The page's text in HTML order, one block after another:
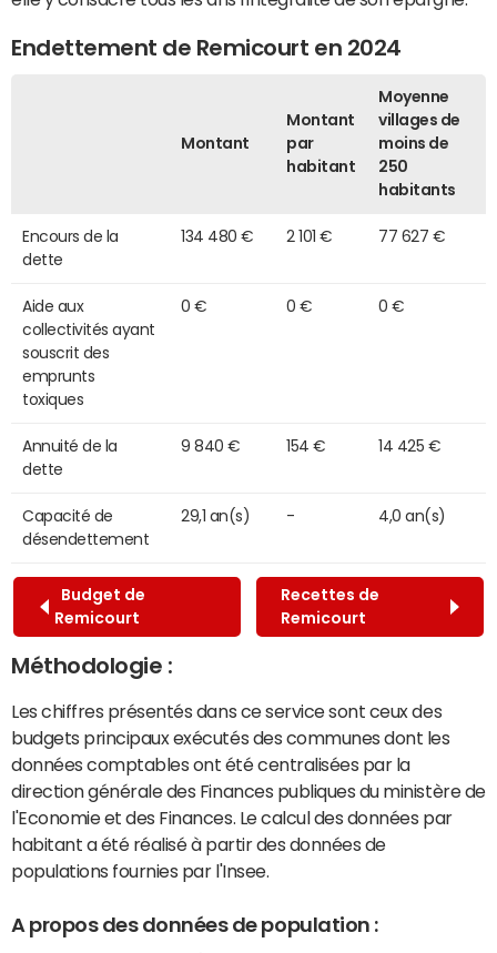
Endettement de Remicourt en 2024
Montant
Montant
par
habitant
Moyenne
villages de
moins de
250
habitants
Encours de la
dette
134 480 € 2 101 € 77 627 €
Aide aux
collectivités ayant
souscrit des
emprunts
toxiques
0 € 0 € 0 €
Annuité de la
dette
9 840 € 154 € 14 425 €
Capacité de
désendettement
29,1 an(s) - 4,0 an(s)
Budget de
Remicourt
Recettes de
Remicourt
Méthodologie :
Les chiffres présentés dans ce service sont ceux des
budgets principaux exécutés des communes dont les
données comptables ont été centralisées par la
direction générale des Finances publiques du ministère de
l'Economie et des Finances. Le calcul des données par
habitant a été réalisé à partir des données de
populations fournies par l'Insee.
A propos des données de population :